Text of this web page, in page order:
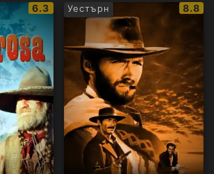
IMDb
рейтинг:
6.3 Уестърн
IMDb
8.8